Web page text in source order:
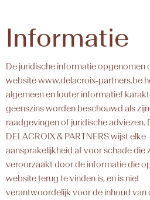
Informatie
De juridische informatie opgenomen
website www.delacroix-partners.be
algemeen en louter informatief
geenszins worden beschouwd als
raadgevingen of juridische adviezen.
DELACROIX & PARTNERS wijst elke
aansprakelijkheid af voor schade die
veroorzaakt door de informatie die
website terug te vinden is, en is niet
verantwoordelijk voor de inhoud van